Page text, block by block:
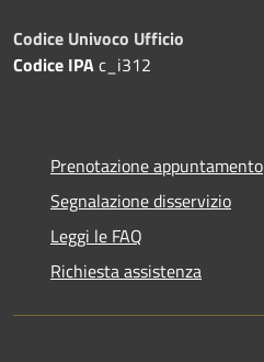
Codice Univoco Ufficio
Codice IPAc_i312
Prenotazione appuntamento
Segnalazione disservizio
Leggi le FAQ
Richiesta assistenza